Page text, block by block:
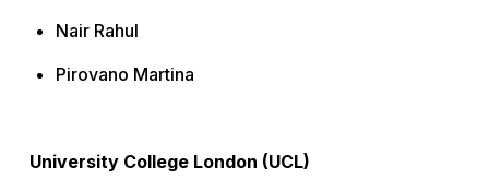
Nair Rahul
Pirovano Martina
University College London (UCL)